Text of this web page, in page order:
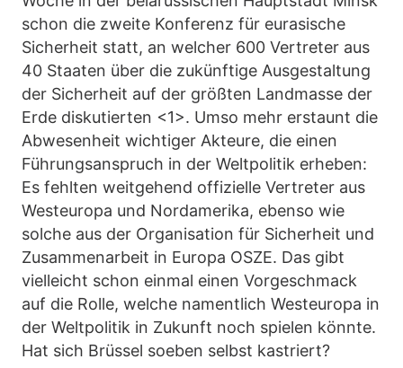
schon die zweite Konferenz für eurasische
Sicherheit statt, an welcher 600 Vertreter aus
40 Staaten über die zukünftige Ausgestaltung
der Sicherheit auf der größten Landmasse der
Erde diskutierten <1>. Umso mehr erstaunt die
Abwesenheit wichtiger Akteure, die einen
Führungsanspruch in der Weltpolitik erheben:
Es fehlten weitgehend offizielle Vertreter aus
Westeuropa und Nordamerika, ebenso wie
solche aus der Organisation für Sicherheit und
Zusammenarbeit in Europa OSZE. Das gibt
vielleicht schon einmal einen Vorgeschmack
auf die Rolle, welche namentlich Westeuropa in
der Weltpolitik in Zukunft noch spielen könnte.
Hat sich Brüssel soeben selbst kastriert?